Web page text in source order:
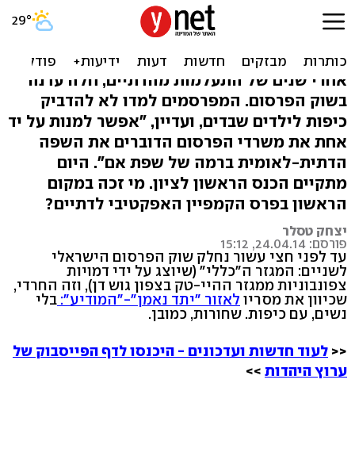
המפרסמים בהלם: הדתיים הם
אחרי שנים של התעלמות מהדתיים, חלה עדנה
בשוק הפרסום. המפרסמים למדו לא להדביק
כיפות לילדים שבדים, ועדיין, "אפשר למנות על יד
אחת את משרדי הפרסום הדוברים את השפה
הדתית-לאומית ברמה של שפת אם". היום
מתקיים הכנס הראשון לציון. מי זכה במקום
הראשון בפרס הקמפיין האפקטיבי לדתיים?
יצחק טסלר
פורסם: 24.04.14, 15:12
עד לפני חצי עשור נחלק שוק הפרסום הישראלי
לשניים: המגזר ה"כללי" (שיוצג על ידי דמויות
צפונבוניות ממגזר ההיי-טק בצפון גוש דן), וזה החרדי,
שכיוון את מסריו לאזור "יתד נאמן"-"המודיע": בלי
נשים, עם כיפות. שחורות, כמובן.
<< לעוד חדשות ועדכונים - היכנסו לדף הפייסבוק של
ערוץ היהדות >>